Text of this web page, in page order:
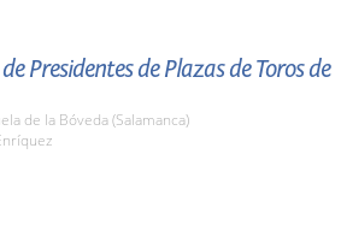
Presidentes de Plazas de Toros de
de la Bóveda (Salamanca)